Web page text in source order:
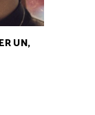
UN,